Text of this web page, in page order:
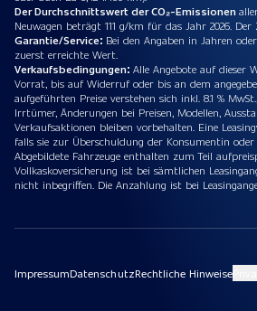
Der Durchschnittswert der CO₂-Emissionen
Neuwagen beträgt 111 g/km für das Jahr 2026.
Garantie/Service: Bei den Angaben in Jahren
zuerst erreichte Wert.
Verkaufsbedingungen: Alle Angebote auf dieser
Vorrat, bis auf Widerruf oder bis an dem
aufgeführten Preise verstehen sich inkl. 8.1 %
Irrtümer, Änderungen bei Preisen, Modellen,
Verkaufsaktionen bleiben vorbehalten. Eine
falls sie zur Überschuldung der Konsumentin
Abgebildete Fahrzeuge enthalten zum Teil
Vollkaskoversicherung ist bei sämtlichen
nicht inbegriffen. Die Anzahlung ist bei
ImpressumDatenschutzRechtliche Hinweise